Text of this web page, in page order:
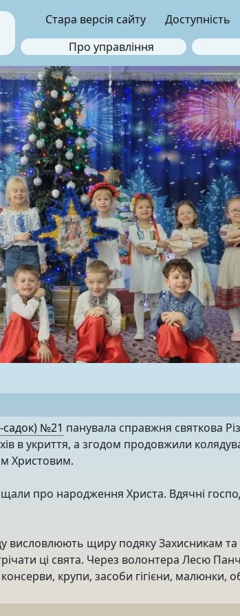
Стара версія сайту Доступність
Про управління
№21 панувала справжня святкова
в укриття, а згодом продовжили
Христовим.
про народження Христа. Вдячні
висловлюють щиру подяку Захисникам та
ці свята. Через волонтера Лесю
крупи, засоби гігієни, малюнки,